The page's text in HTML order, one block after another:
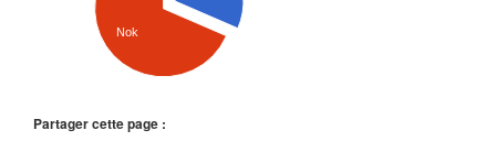
Nok
Partager cette page :